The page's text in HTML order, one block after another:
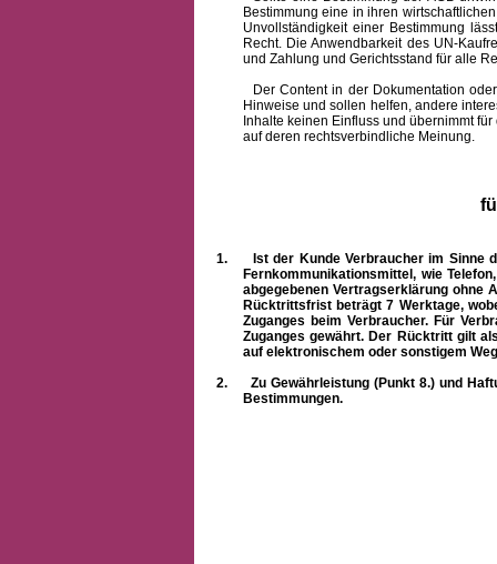
Bestimmung eine in ihren
Unvollständigkeit einer Bestimmung
Recht. Die Anwendbarkeit des UN-
und Zahlung und Gerichtsstand für alle
Der Content in der Dokumentation oder
Hinweise und sollen helfen, andere
Inhalte keinen Einfluss und übernimmt
auf deren rechtsverbindliche Meinung.
1.
Ist der Kunde Verbraucher im Sinne
Fernkommunikationsmittel, wie
abgegebenen Vertragserklärung ohne
Rücktrittsfrist beträgt 7 Werktage,
Zuganges beim Verbraucher. Für
Zuganges gewährt. Der Rücktritt gilt
auf elektronischem oder sonstigem
2.
Zu Gewährleistung (Punkt 8.) und
Bestimmungen.